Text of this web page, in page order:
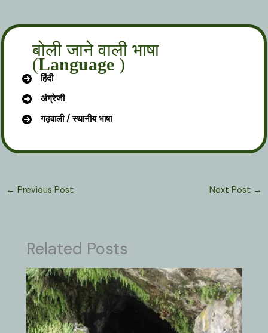
बोली जाने वाली भाषा
(Language)
हिंदी
अंग्रेजी
गढ़वाली / स्थानीय भाषा
← Previous Post Next Post →
Related Posts